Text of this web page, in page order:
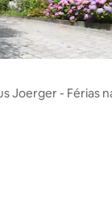
em 5 estrelas,
Joerger - Férias